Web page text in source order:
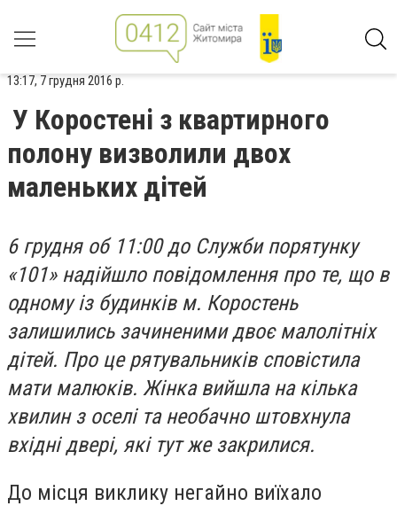
13:17, 7 грудня 2016 р.
У Коростені з квартирного
полону визволили двох
маленьких дітей
6 грудня об 11:00 до Служби порятунку
«101» надійшло повідомлення про те, що в
одному із будинків м. Коростень
залишились зачиненими двоє малолітніх
дітей. Про це рятувальників сповістила
мати малюків. Жінка вийшла на кілька
хвилин з оселі та необачно штовхнула
вхідні двері, які тут же закрилися.
До місця виклику негайно виїхало